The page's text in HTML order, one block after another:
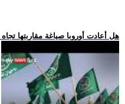
.. هل أعادت أوروبا صياغة مقاربتها